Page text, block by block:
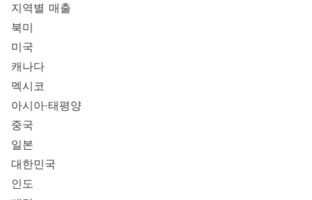
지역별 매출
북미
미국
캐나다
멕시코
아시아·태평양
중국
일본
대한민국
인도